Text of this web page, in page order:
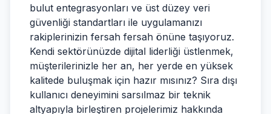
bulut entegrasyonları ve üst düzey veri
güvenliği standartları ile uygulamanızı
rakiplerinizin fersah fersah önüne taşıyoruz.
Kendi sektörünüzde dijital liderliği üstlenmek,
müşterilerinizle her an, her yerde en yüksek
kalitede buluşmak için hazır mısınız? Sıra dışı
kullanıcı deneyimini sarsılmaz bir teknik
altyapıyla birleştiren projelerimiz hakkında